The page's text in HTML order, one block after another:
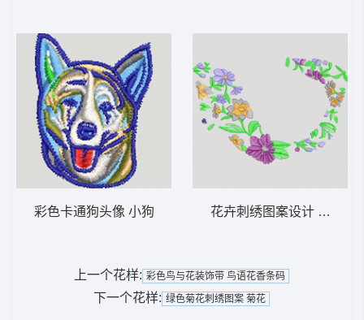
彩色卡通狗头像 小狗 花卉刺绣图案设计 简单花
上一个花样: 彩色鸟与花装饰带 鸟语花香条码
下一个花样: 绿色菊花刺绣图案 菊花